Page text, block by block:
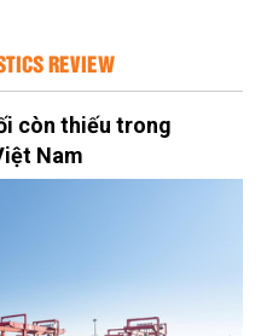
REVIEW
còn thiếu trong
Nam